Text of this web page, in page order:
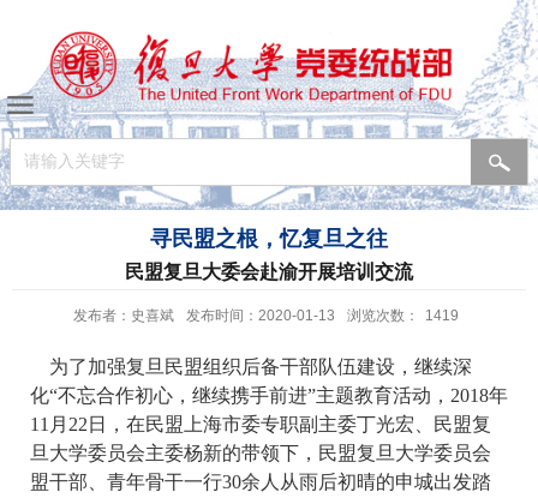
寻民盟之根，忆复旦之往
民盟复旦大委会赴渝开展培训交流
发布者：史喜斌 发布时间：2020-01-13 浏览次数： 1419
为了加强复旦民盟组织后备干部队伍建设，继续深
化“不忘合作初心，继续携手前进”主题教育活动，2018年
11月22日，在民盟上海市委专职副主委丁光宏、民盟复
旦大学委员会主委杨新的带领下，民盟复旦大学委员会
盟干部、青年骨干一行30余人从雨后初晴的申城出发踏